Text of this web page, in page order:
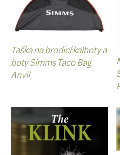
Poznámka:
a samozřejmě
produktů v
MICHAL
(Muškařské